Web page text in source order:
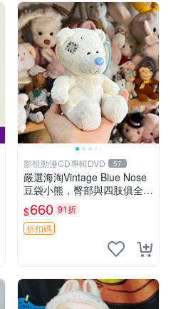
影視動漫CD專輯DVD 57
嚴選海淘Vintage Blue Nose
豆袋小熊，臀部與四肢俱全，
坐高11公分，附原盒與吊牌
收藏。藍鼻子小熊，值得擁有
玩具 憶熊
$660 91折
折扣碼